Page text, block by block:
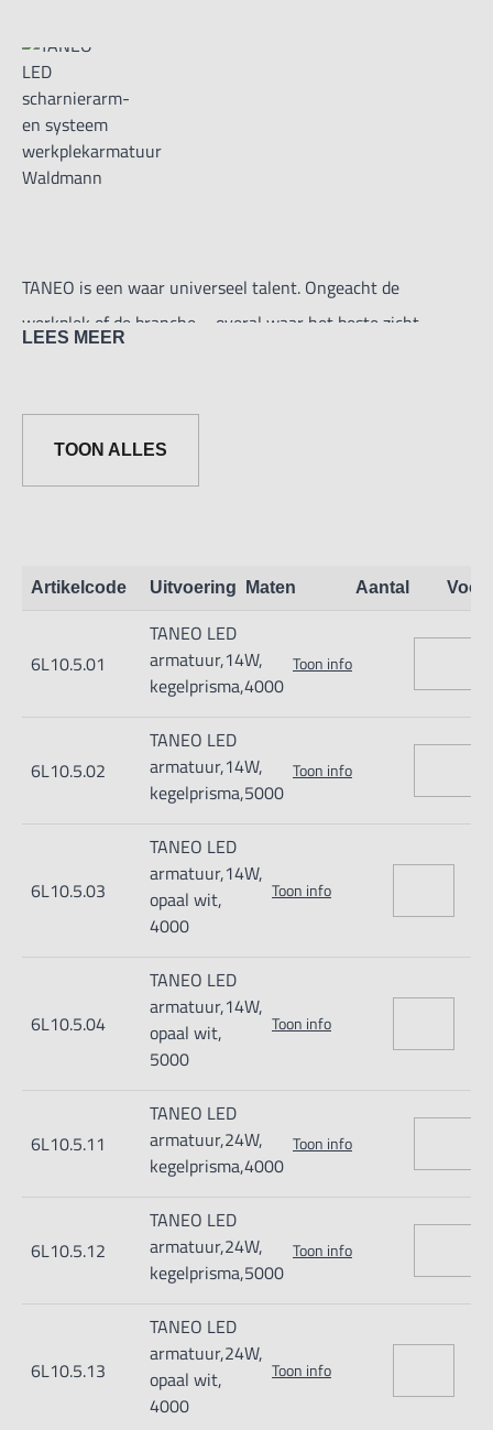
TANEO is een waar universeel talent. Ongeacht de
werkplek of de branche – overal waar het beste zicht
Met de juiste lichtopbrengst, hoge lichtkwaliteit en
- Onderhoudsvrije LED-technologie
- Traploze en flakkervrije dimming
- Schaduw- en verblindingsvrij licht
- Optimale werkresultaten door op de toepassing
georiënteerde selectie van lichtbronafdekkingen
- Gesloten constructie ter bescherming van de gebruiker en
de geïntegreerde techniek
- Ook beschikbaar in ESD-uitvoering
LED-technologie
Kleurtemperatuur neutraal wit 4 000 K of 5 000 K
afdekking)
Ontspiegeling via kegelprisma-afdekking (CDP) of opaal
Behuizing uit kleurloos geanodiseerd of wit resp. zwart
gecoat aluminium en zwarte kunststof
Afdekking uit PMMA (CDP) of PC (opaal witte afdekking)
LEES MEER
TOON ALLES
Artikelcode Uitvoering Maten Aantal
6L10.5.01
TANEO LED
armatuur,14W,
kegelprisma,4000
Toon info
6L10.5.02
TANEO LED
armatuur,14W,
kegelprisma,5000
Toon info
6L10.5.03
TANEO LED
armatuur,14W,
opaal wit,
4000
Toon info
6L10.5.04
TANEO LED
armatuur,14W,
opaal wit,
5000
Toon info
6L10.5.11
TANEO LED
armatuur,24W,
kegelprisma,4000
Toon info
6L10.5.12
TANEO LED
armatuur,24W,
kegelprisma,5000
Toon info
6L10.5.13
TANEO LED
armatuur,24W,
opaal wit,
4000
Toon info